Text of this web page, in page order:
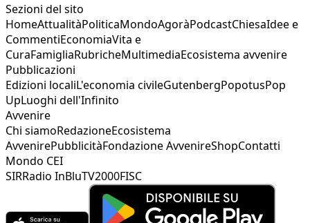
Sezioni del sito
HomeAttualitàPoliticaMondoAgoràPodcastChiesaIdee e
CommentiEconomiaVita e
CuraFamigliaRubricheMultimediaEcosistema avvenire
Pubblicazioni
Edizioni localiL'economia civileGutenbergPopotusPop
UpLuoghi dell'Infinito
Avvenire
Chi siamoRedazioneEcosistema
AvvenirePubblicitàFondazione AvvenireShopContatti
Mondo CEI
SIRRadio InBluTV2000FISC